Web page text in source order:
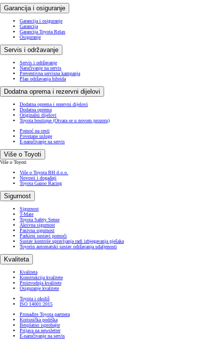
Garancija i osiguranje
Garancija i osiguranje
Garancija
Garancija Toyota Relax
Osiguranje
Servis i održavanje
Servis i održavanje
Naručivanje na servis
Preventivna servisna kampanja
Plan održavanja hibrida
Dodatna oprema i rezervni dijelovi
Dodatna oprema i rezervni dijelovi
Dodatna oprema
Originalni dijelovi
Toyota boutique (Otvara se u novom prozoru)
Pomoć na cesti
Povezane usluge
E-naručivanje na servis
Više o Toyoti
Više o Toyoti
Više o Toyota BH d.o.o.
Novosti i događaji
Toyota Gazoo Racing
Sigurnost
Sigurnost
T-Mate
Toyota Safety Sense
Aktivna sigurnost
Pasivna sigurnost
Parkirni sustavi pomoći
Sustav kontrole upravljanja radi izbjegavanja pješaka
Toyotin automatski sustav održavanja udaljenosti
Kvaliteta
Kvaliteta
Konstrukcija kvalitete
Proizvodnja kvalitete
Osiguranje kvalitete
Toyota i okoliš
ISO 14001:2015
Pronađite Toyota partnera
Korisnička podrška
Besplatno isprobajte
Prijava na newsletter
E-naručivanje na servis